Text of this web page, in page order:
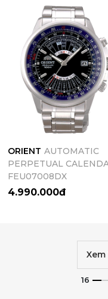
ORIENT AUTOMATIC
PERPETUAL
FEU07008DX
4.990.000đ
16